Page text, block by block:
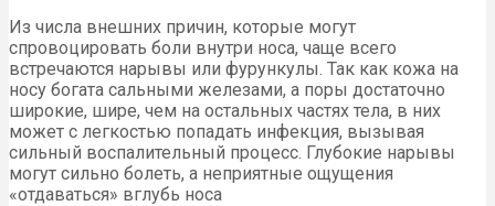
Из числа внешних причин, которые могут
спровоцировать боли внутри носа, чаще всего
встречаются нарывы или фурункулы. Так как кожа на
носу богата сальными железами, а поры достаточно
широкие, шире, чем на остальных частях тела, в них
может с легкостью попадать инфекция, вызывая
сильный воспалительный процесс. Глубокие нарывы
могут сильно болеть, а неприятные ощущения
«отдаваться» вглубь носа